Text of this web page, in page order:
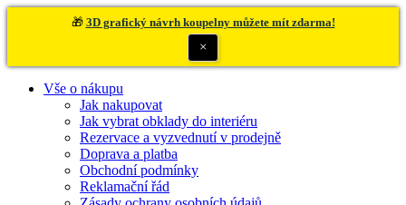
🎁 3D grafický návrh koupelny můžete mít zdarma!
×
Vše o nákupu
Jak nakupovat
Jak vybrat obklady do interiéru
Rezervace a vyzvednutí v prodejně
Doprava a platba
Obchodní podmínky
Reklamační řád